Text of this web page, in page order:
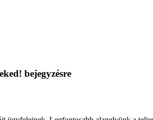
bejegyzésre